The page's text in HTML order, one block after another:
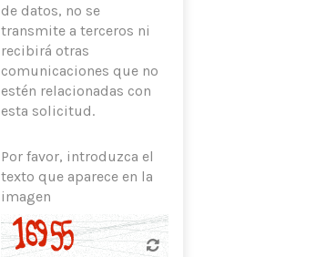
de datos, no se
transmite a terceros ni
recibirá otras
comunicaciones que no
estén relacionadas con
esta solicitud.
Por favor, introduzca el
texto que aparece en la
imagen